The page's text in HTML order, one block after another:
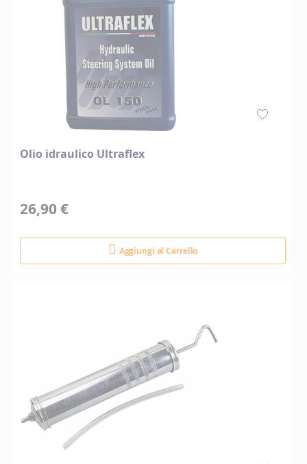
Olio idraulico Ultraflex
26,90 €
Aggiungi al Carrello